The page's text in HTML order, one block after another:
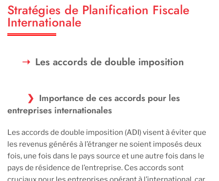
Stratégies de Planification Fiscale
Internationale
Les accords de double imposition
Importance de ces accords pour les
entreprises internationales
Les accords de double imposition (ADI) visent à éviter que
les revenus générés à l’étranger ne soient imposés deux
fois, une fois dans le pays source et une autre fois dans le
pays de résidence de l’entreprise. Ces accords sont